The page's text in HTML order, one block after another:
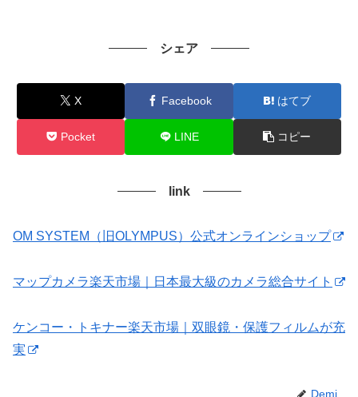
シェア
X Facebook はてブ
Pocket LINE コピー
link
OM SYSTEM（旧OLYMPUS）公式オンラインショップ
マップカメラ楽天市場｜日本最大級のカメラ総合サイト
ケンコー・トキナー楽天市場｜双眼鏡・保護フィルムが充
実
Demi